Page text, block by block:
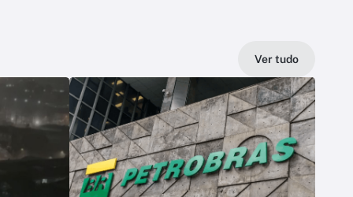
Ver tudo